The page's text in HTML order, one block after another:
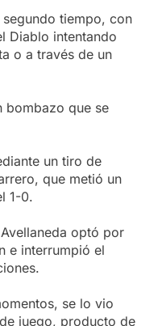
tiempo, con
Diablo intentando
o a través de un
bombazo que se
un tiro de
que metió un
1-0.
optó por
e interrumpió el
se lo vio
juego, producto de